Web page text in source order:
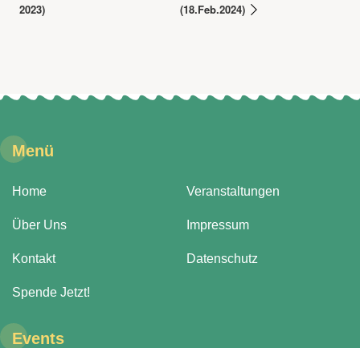
2023)
(18.Feb.2024)
Menü
Home
Über Uns
Kontakt
Spende Jetzt!
Veranstaltungen
Impressum
Datenschutz
Events